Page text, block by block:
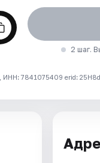
2 шаг.
7841075409 erid: